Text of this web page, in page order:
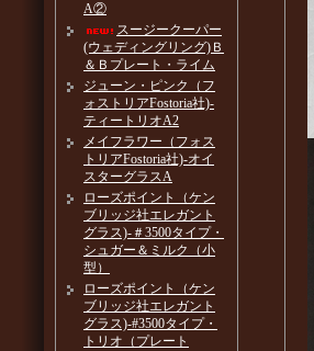
A②
スージークーパー
(ウェディングリング)Ｂ
＆Ｂプレート・ライム
ジューン・ピンク（フ
ォストリアFostoria社)-
ティートリオA2
メイフラワー（フォス
トリアFostoria社)-オイ
スターグラスA
ローズポイント（ケン
ブリッジ社エレガント
グラス)-＃3500タイプ・
シュガー＆ミルク（小
型）
ローズポイント（ケン
ブリッジ社エレガント
グラス)-#3500タイプ・
トリオ（プレート